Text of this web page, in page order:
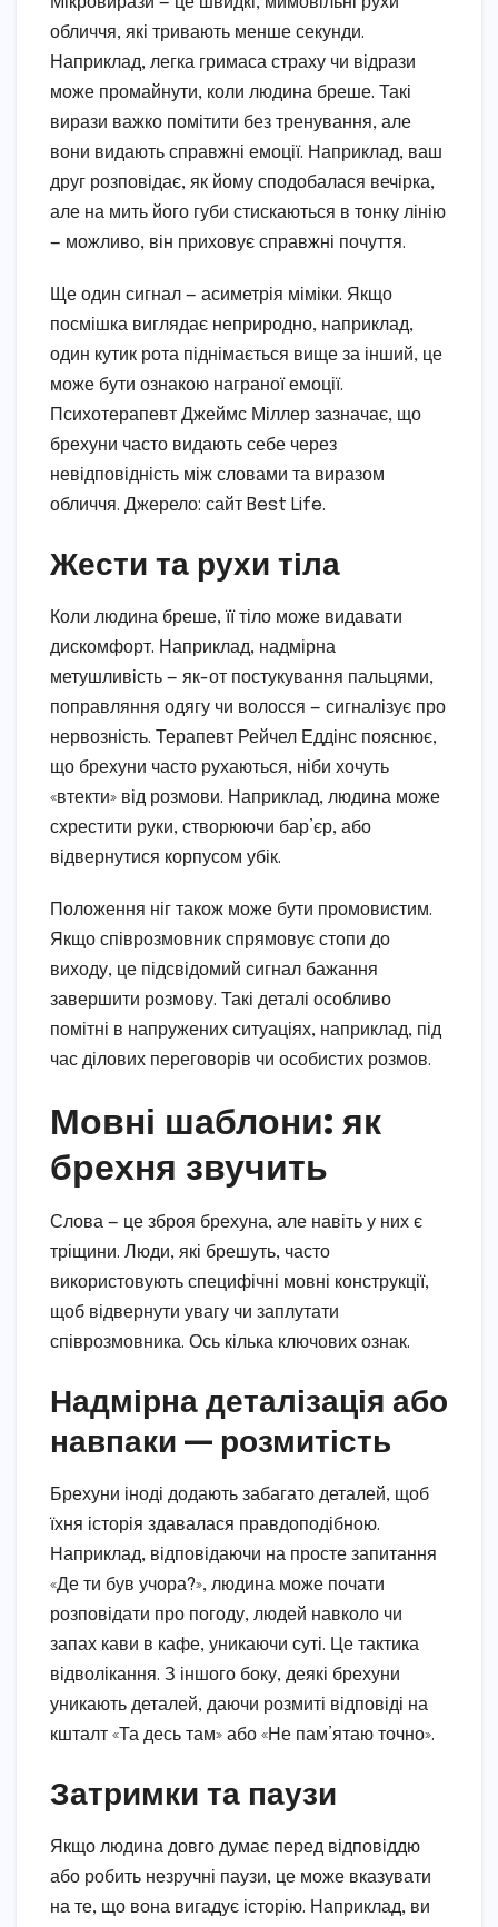
обличчя, які тривають менше секунди.
Наприклад, легка гримаса страху чи відрази
може промайнути, коли людина бреше. Такі
вирази важко помітити без тренування, але
вони видають справжні емоції. Наприклад, ваш
друг розповідає, як йому сподобалася вечірка,
але на мить його губи стискаються в тонку лінію
— можливо, він приховує справжні почуття.
Ще один сигнал — асиметрія міміки. Якщо
посмішка виглядає неприродно, наприклад,
один кутик рота піднімається вище за інший, це
може бути ознакою награної емоції.
Психотерапевт Джеймс Міллер зазначає, що
брехуни часто видають себе через
невідповідність між словами та виразом
обличчя. Джерело: сайт Best Life.
Жести та рухи тіла
Коли людина бреше, її тіло може видавати
дискомфорт. Наприклад, надмірна
метушливість — як-от постукування пальцями,
поправляння одягу чи волосся — сигналізує про
нервозність. Терапевт Рейчел Еддінс пояснює,
що брехуни часто рухаються, ніби хочуть
«втекти» від розмови. Наприклад, людина може
схрестити руки, створюючи бар’єр, або
відвернутися корпусом убік.
Положення ніг також може бути промовистим.
Якщо співрозмовник спрямовує стопи до
виходу, це підсвідомий сигнал бажання
завершити розмову. Такі деталі особливо
помітні в напружених ситуаціях, наприклад, під
час ділових переговорів чи особистих розмов.
Мовні шаблони: як
брехня звучить
Слова — це зброя брехуна, але навіть у них є
тріщини. Люди, які брешуть, часто
використовують специфічні мовні конструкції,
щоб відвернути увагу чи заплутати
співрозмовника. Ось кілька ключових ознак.
Надмірна деталізація або
навпаки — розмитість
Брехуни іноді додають забагато деталей, щоб
їхня історія здавалася правдоподібною.
Наприклад, відповідаючи на просте запитання
«Де ти був учора?», людина може почати
розповідати про погоду, людей навколо чи
запах кави в кафе, уникаючи суті. Це тактика
відволікання. З іншого боку, деякі брехуни
уникають деталей, даючи розмиті відповіді на
кшталт «Та десь там» або «Не пам’ятаю точно».
Затримки та паузи
Якщо людина довго думає перед відповіддю
або робить незручні паузи, це може вказувати
на те, що вона вигадує історію. Наприклад, ви